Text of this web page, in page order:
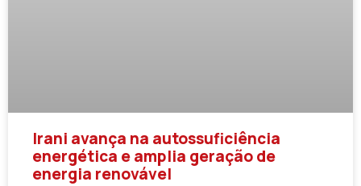
Irani avança na autossuficiência
energética e amplia geração de
energia renovável